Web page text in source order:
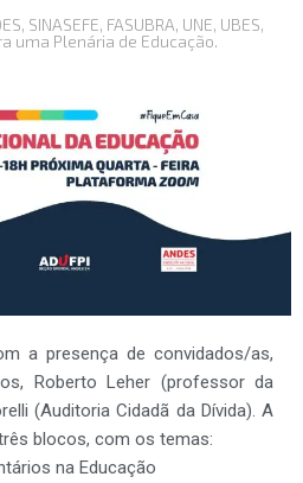
SINASEFE, FASUBRA, UNE, UBES,
uma Plenária de Educação.
a presença de convidados/as,
Roberto Leher (professor da
(Auditoria Cidadã da Dívida). A
blocos, com os temas:
na Educação